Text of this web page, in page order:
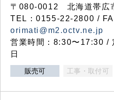
〒080-0012 北海道帯広
TEL：0155-22-2800 /
orimati@m2.octv.ne.jp
営業時間：8:30〜17:30 /
日
販売可 工事・取付可